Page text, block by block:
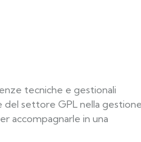
tecniche e gestionali
settore GPL nella
accompagnarle in una